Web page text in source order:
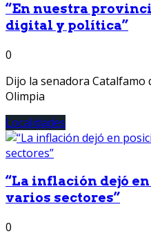
“En nuestra
digital y política”
0
Dijo la senadora Catalfamo
Olimpia
Localidades
“La inflación dejó
varios sectores”
0